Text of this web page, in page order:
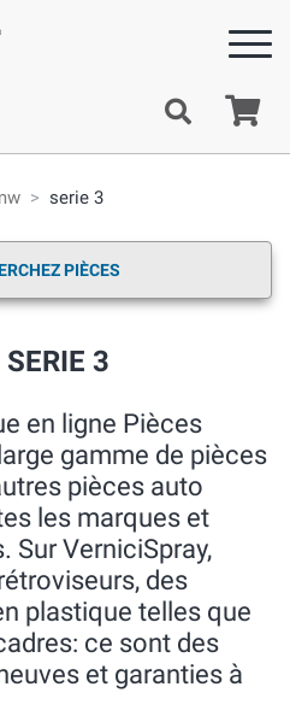
serie 3
PIÈCES
3
en ligne Pièces
gamme de pièces
pièces auto
les marques et
Sur VerniciSpray,
des
plastique telles que
ce sont des
et garanties à